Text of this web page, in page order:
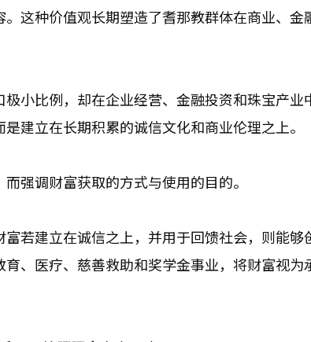
这种价值观长期塑造了耆那教群体在商业、金
小比例，却在企业经营、金融投资和珠宝产业
建立在长期积累的诚信文化和商业伦理之上。
强调财富获取的方式与使用的目的。
若建立在诚信之上，并用于回馈社会，则能够
、医疗、慈善救助和奖学金事业，将财富视为